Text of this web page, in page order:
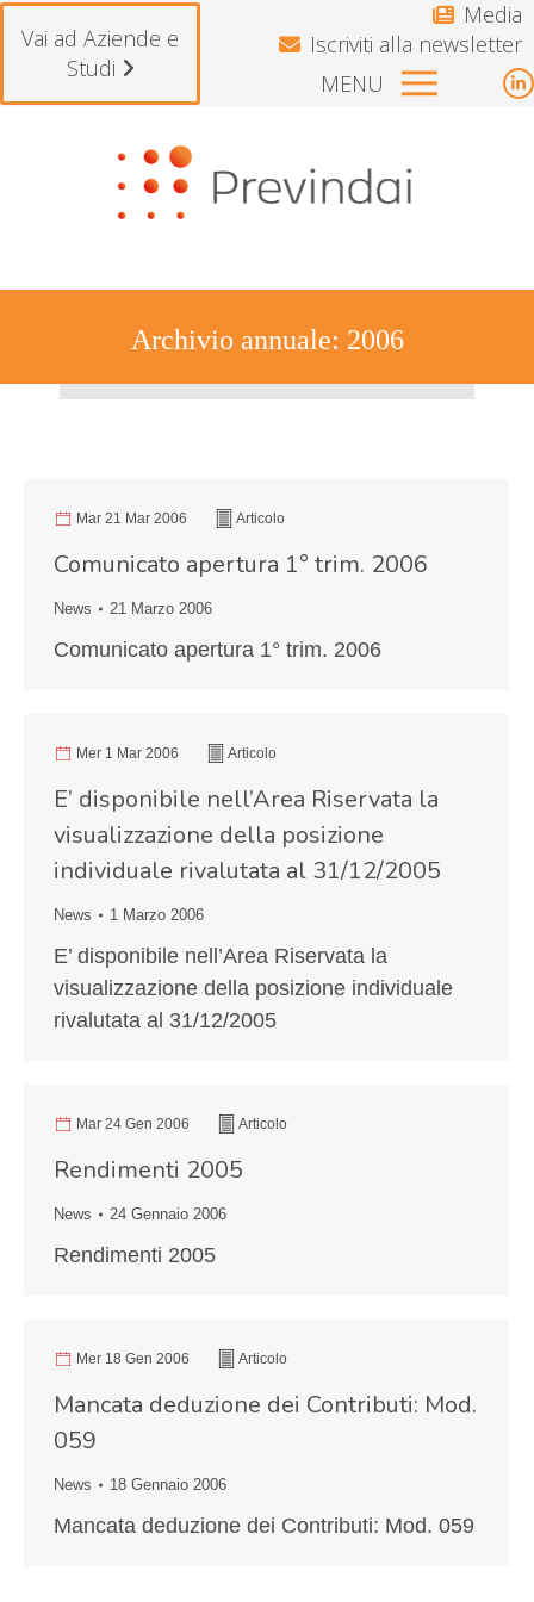
Vai ad Aziende e
Studi
Media
Iscriviti alla newsletter
MENU
Archivio annuale: 2006
Mar 21 Mar 2006 Articolo
Comunicato apertura 1° trim. 2006
News 21 Marzo 2006
Comunicato apertura 1° trim. 2006
Mer 1 Mar 2006 Articolo
E’ disponibile nell’Area Riservata la
visualizzazione della posizione
individuale rivalutata al 31/12/2005
News 1 Marzo 2006
E’ disponibile nell’Area Riservata la
visualizzazione della posizione individuale
rivalutata al 31/12/2005
Mar 24 Gen 2006 Articolo
Rendimenti 2005
News 24 Gennaio 2006
Rendimenti 2005
Mer 18 Gen 2006 Articolo
Mancata deduzione dei Contributi: Mod.
059
News 18 Gennaio 2006
Mancata deduzione dei Contributi: Mod. 059